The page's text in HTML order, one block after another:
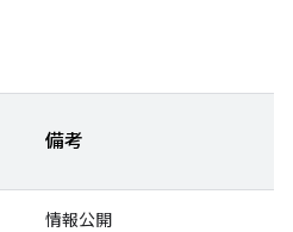
備考
情報公開